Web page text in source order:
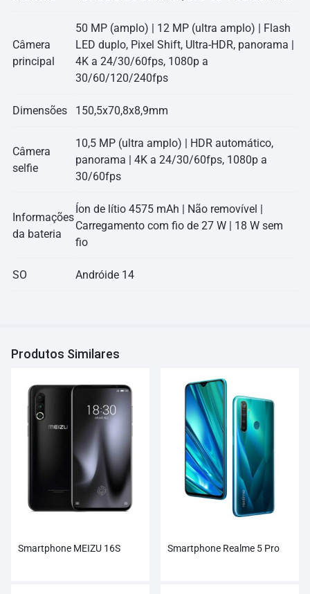
Câmera
principal
50 MP (amplo) | 12 MP (ultra amplo) | Flash
LED duplo, Pixel Shift, Ultra-HDR, panorama |
4K a 24/30/60fps, 1080p a
30/60/120/240fps
Dimensões 150,5x70,8x8,9mm
Câmera
selfie
10,5 MP (ultra amplo) | HDR automático,
panorama | 4K a 24/30/60fps, 1080p a
30/60fps
Informações
da bateria
Íon de lítio 4575 mAh | Não removível |
Carregamento com fio de 27 W | 18 W sem
fio
SO Andróide 14
Produtos Similares
Smartphone MEIZU 16S Smartphone Realme 5 Pro